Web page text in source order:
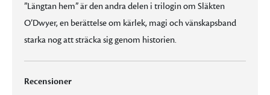
”Längtan hem” är den andra delen i trilogin om Släkten
O’Dwyer, en berättelse om kärlek, magi och vänskapsband
starka nog att sträcka sig genom historien.
Recensioner